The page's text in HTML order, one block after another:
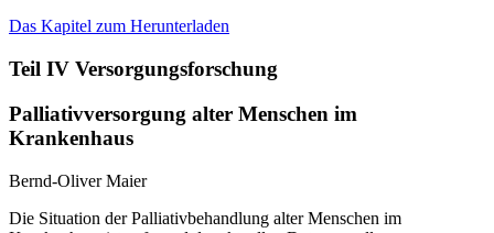
Das Kapitel zum Herunterladen
Teil IV Versorgungsforschung
Palliativversorgung alter Menschen im
Krankenhaus
Bernd-Oliver Maier
Die Situation der Palliativbehandlung alter Menschen im